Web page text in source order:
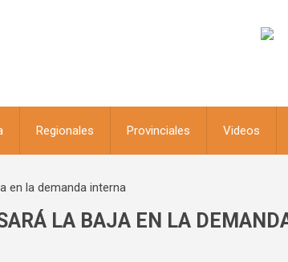
Regionales Provinciales Videos
en la demanda interna
LA BAJA EN LA